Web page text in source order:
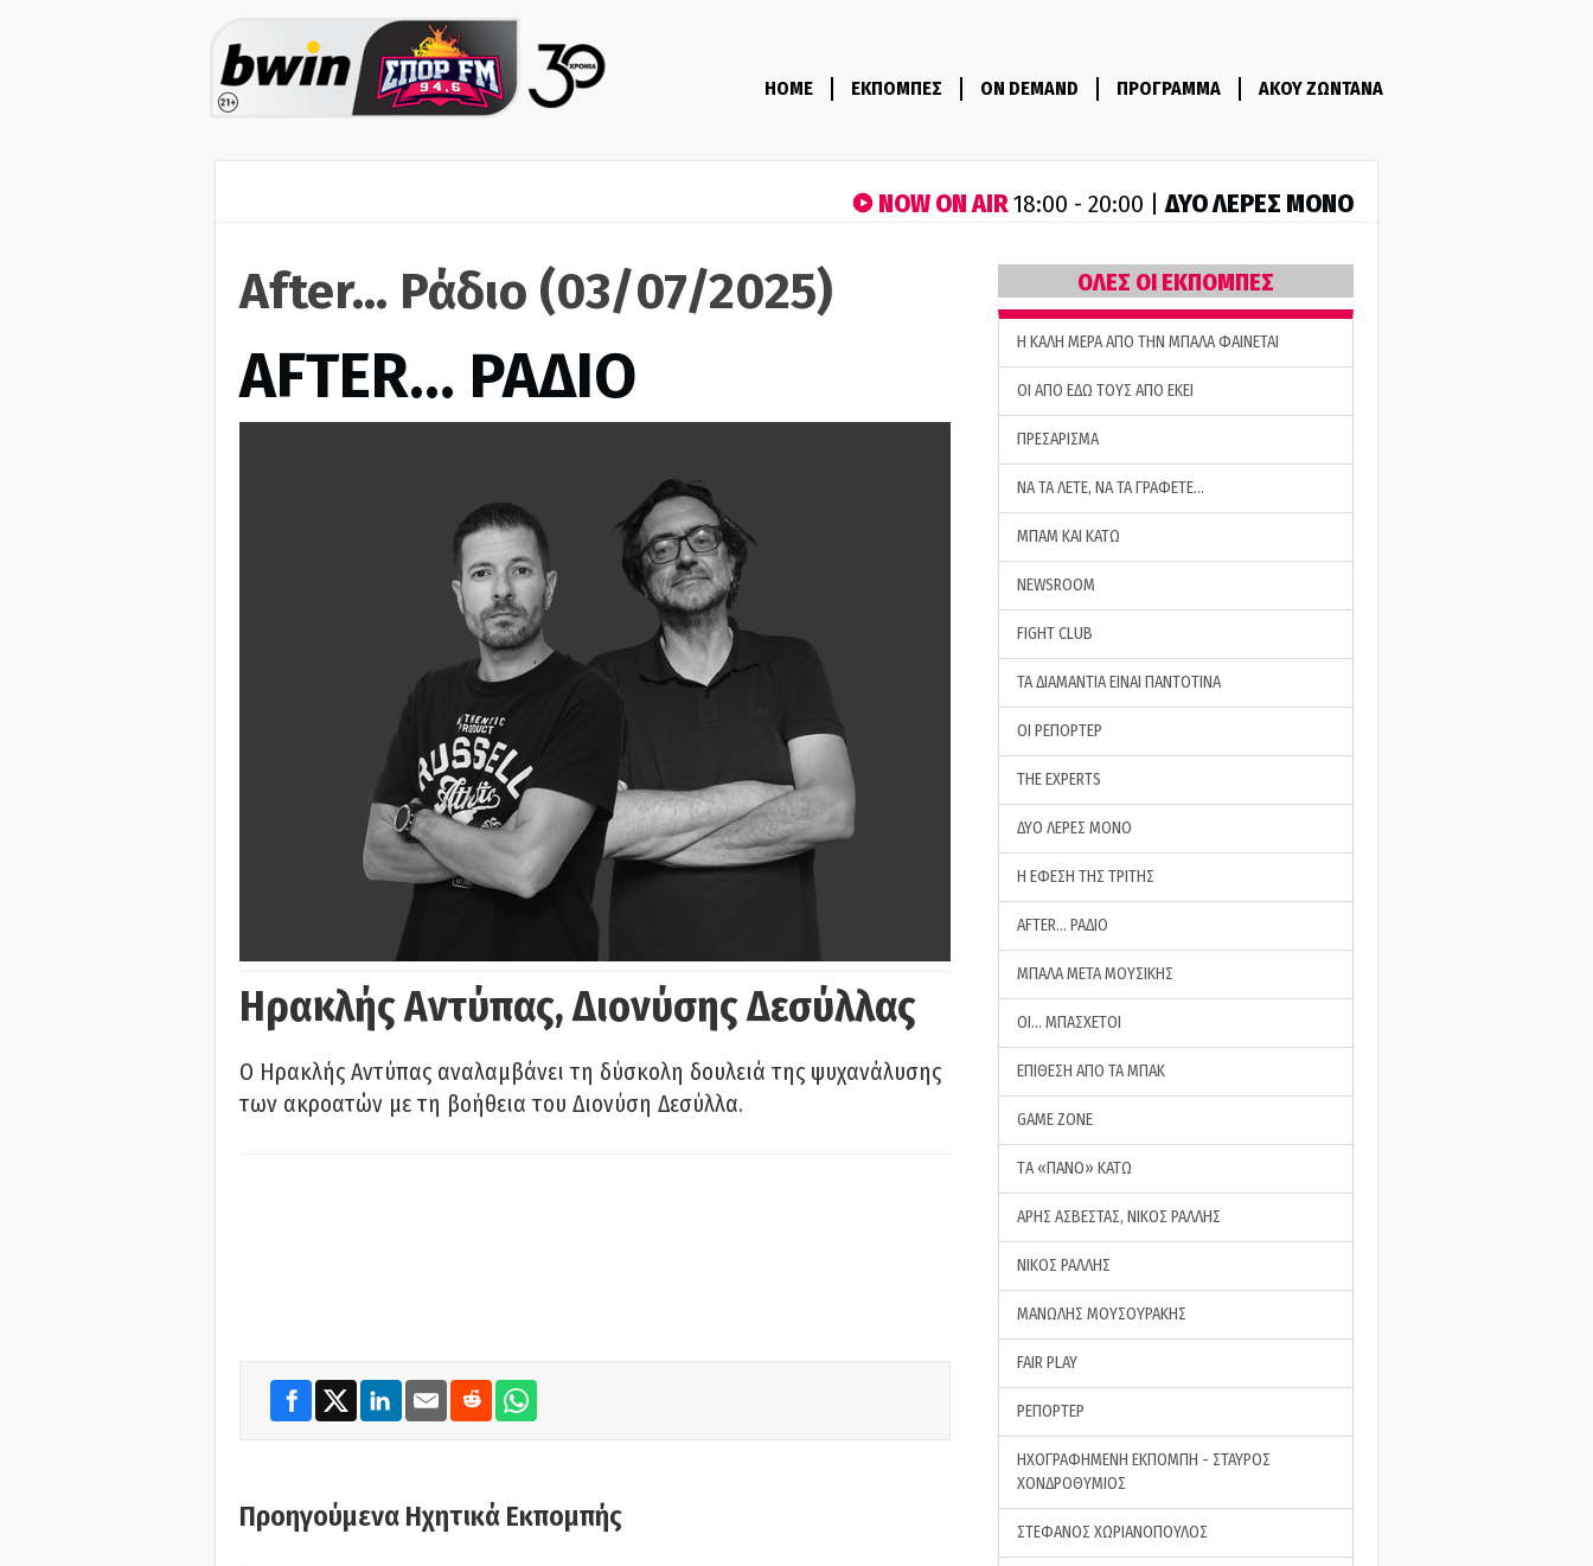
HOME ΕΚΠΟΜΠΕΣ ON DEMAND ΠΡΟΓΡΑΜΜΑ ΑΚΟΥ ΖΩΝΤΑΝΑ
NOW ON AIR18:00 - 20:00 |ΔΥΟ ΛΕΡΕΣ ΜΟΝΟ
After... Ράδιο (03/07/2025)
AFTER… ΡΑΔΙΟ
Ηρακλής Αντύπας, Διονύσης Δεσύλλας
Ο Ηρακλής Αντύπας αναλαμβάνει τη δύσκολη δουλειά της ψυχανάλυσης
των ακροατών με τη βοήθεια του Διονύση Δεσύλλα.
Προηγούμενα Ηχητικά Εκπομπής
ΟΛΕΣ ΟΙ ΕΚΠΟΜΠΕΣ
H ΚΑΛΗ ΜΕΡΑ ΑΠΟ ΤΗΝ ΜΠΑΛΑ ΦΑΙΝΕΤΑΙ
ΟΙ ΑΠΟ ΕΔΩ ΤΟΥΣ ΑΠΟ ΕΚΕΙ
ΠΡΕΣΑΡΙΣΜΑ
ΝΑ ΤΑ ΛΕΤΕ, ΝΑ ΤΑ ΓΡΑΦΕΤΕ…
ΜΠΑΜ ΚΑΙ ΚΑΤΩ
NEWSROOM
FIGHT CLUB
ΤΑ ΔΙΑΜΑΝΤΙΑ ΕΙΝΑΙ ΠΑΝΤΟΤΙΝΑ
ΟΙ ΡΕΠΟΡΤΕΡ
THE EXPERTS
ΔΥΟ ΛΕΡΕΣ ΜΟΝΟ
Η ΕΦΕΣΗ ΤΗΣ ΤΡΙΤΗΣ
AFTER… ΡΑΔΙΟ
ΜΠΑΛΑ ΜΕΤΑ ΜΟΥΣΙΚΗΣ
ΟΙ… ΜΠΑΣΧΕΤΟΙ
ΕΠΙΘΕΣΗ ΑΠΟ ΤΑ ΜΠΑΚ
GAME ZONE
ΤA «ΠΑΝΟ» ΚΑΤΩ
ΑΡΗΣ ΑΣΒΕΣΤΑΣ, ΝΙΚΟΣ ΡΑΛΛΗΣ
ΝΙΚΟΣ ΡΑΛΛΗΣ
ΜΑΝΩΛΗΣ ΜΟΥΣΟΥΡΑΚΗΣ
FAIR PLAY
ΡΕΠΟΡΤΕΡ
ΗΧΟΓΡΑΦΗΜΕΝΗ ΕΚΠΟΜΠΗ - ΣΤΑΥΡΟΣ
ΧΟΝΔΡΟΘΥΜΙΟΣ
ΣΤΕΦΑΝΟΣ ΧΩΡΙΑΝΟΠΟΥΛΟΣ